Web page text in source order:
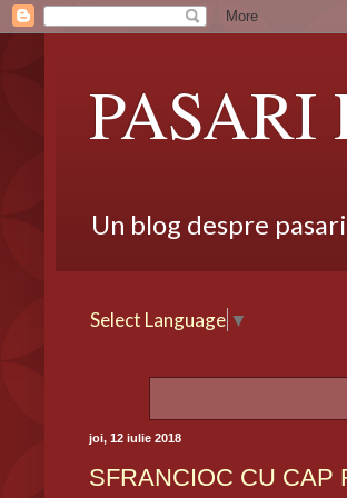
Un blog despre
Select Language ▼
joi, 12 iulie 2018
SFRANCIOC CU CAP